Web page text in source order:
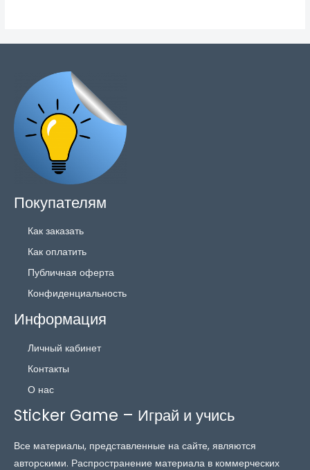
Покупателям
Как заказать
Как оплатить
Публичная оферта
Конфиденциальность
Информация
Личный кабинет
Контакты
О нас
Sticker Game – Играй и учись
Все материалы, представленные на сайте, являются
авторскими. Распространение материала в коммерческих